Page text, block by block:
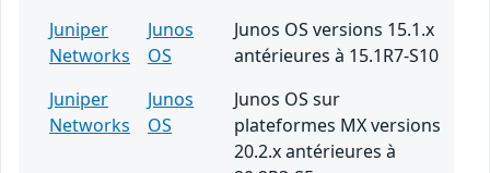
Juniper
Networks
Junos
OS
Junos OS versions 15.1.x
antérieures à 15.1R7-S10
Juniper
Networks
Junos
OS
Junos OS sur
plateformes MX versions
20.2.x antérieures à